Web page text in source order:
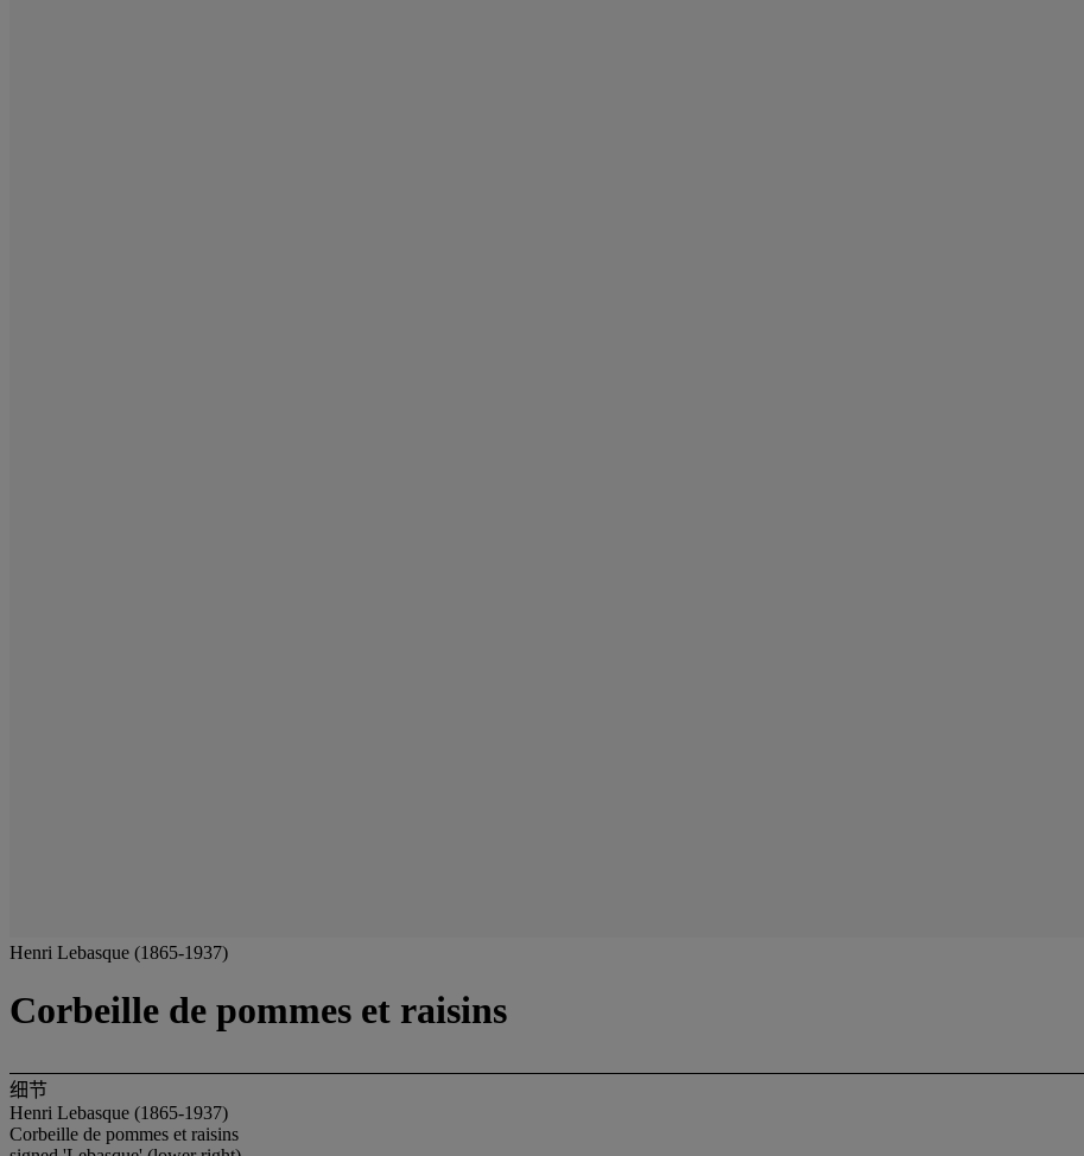
Henri Lebasque (1865-1937)
Corbeille de pommes et raisins
细节
Henri Lebasque (1865-1937)
Corbeille de pommes et raisins